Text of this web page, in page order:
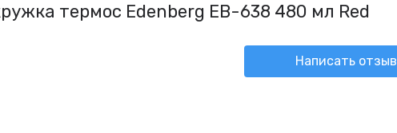
термос Edenberg EB-638 480 мл Red
Написать отзыв